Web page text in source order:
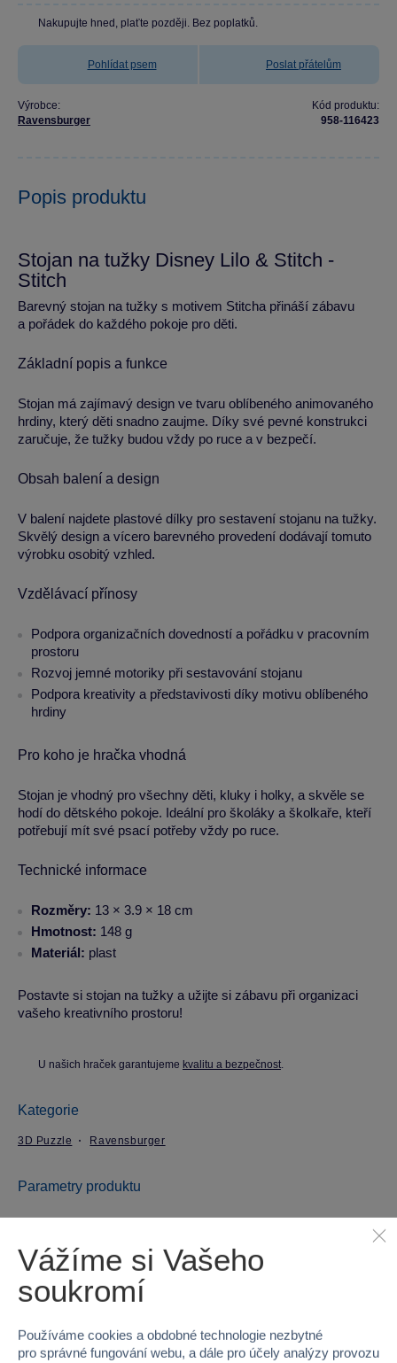
Nakupujte hned, plaťte později. Bez poplatků.
Pohlídat psem Poslat přátelům
Výrobce:
Ravensburger
Kód produktu:
958-116423
Popis produktu
Stojan na tužky Disney Lilo & Stitch -
Stitch
Barevný stojan na tužky s motivem Stitcha přináší zábavu
a pořádek do každého pokoje pro děti.
Základní popis a funkce
Stojan má zajímavý design ve tvaru oblíbeného animovaného
hrdiny, který děti snadno zaujme. Díky své pevné konstrukci
zaručuje, že tužky budou vždy po ruce a v bezpečí.
Obsah balení a design
V balení najdete plastové dílky pro sestavení stojanu na tužky.
Skvělý design a vícero barevného provedení dodávají tomuto
výrobku osobitý vzhled.
Vzdělávací přínosy
Podpora organizačních dovedností a pořádku v pracovním
prostoru
Rozvoj jemné motoriky při sestavování stojanu
Podpora kreativity a představivosti díky motivu oblíbeného
hrdiny
Pro koho je hračka vhodná
Stojan je vhodný pro všechny děti, kluky i holky, a skvěle se
hodí do dětského pokoje. Ideální pro školáky a školkaře, kteří
potřebují mít své psací potřeby vždy po ruce.
Technické informace
Rozměry: 13 × 3.9 × 18 cm
Hmotnost: 148 g
Materiál: plast
Postavte si stojan na tužky a užijte si zábavu při organizaci
vašeho kreativního prostoru!
U našich hraček garantujeme kvalitu a bezpečnost.
Kategorie
3D Puzzle Ravensburger
Parametry produktu
Kód produktu 958-116423
Licence DISNEY
Vážíme si Vašeho
soukromí
Používáme cookies a obdobné technologie nezbytné
pro správné fungování webu, a dále pro účely analýzy provozu